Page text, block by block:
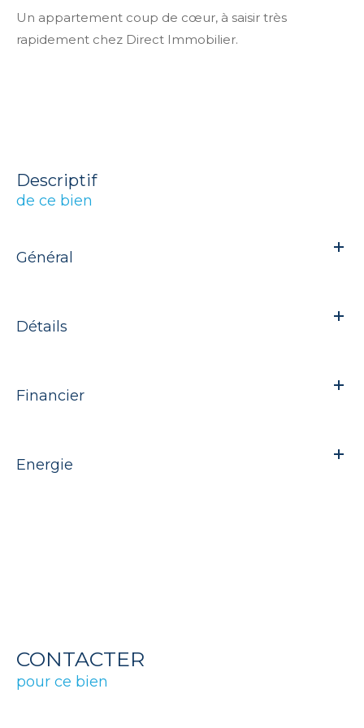
Un appartement coup de cœur, à saisir très
rapidement chez Direct Immobilier.
descriptif
de ce bien
Général
Détails
Financier
Energie
CONTACTER
pour ce bien